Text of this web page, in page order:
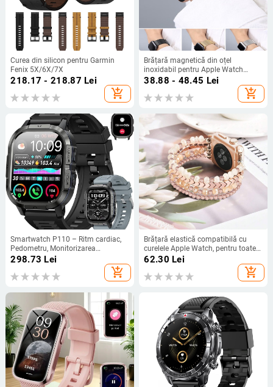
Curea din silicon pentru Garmin
Fenix 5X/6X/7X
218.17 - 218.87 Lei
add_shopping_cart
Brățară magnetică din oțel
inoxidabil pentru Apple Watch
SE/6/5/4/3/2/1
38.88 - 48.45 Lei
add_shopping_cart
Smartwatch P110 – Ritm cardiac,
Pedometru, Monitorizarea
somnului, Apeluri Bluetooth,
298.73 Lei
add_shopping_cart
Brățară elastică compatibilă cu
curelele Apple Watch, pentru toate
seriile, piatră neagră.
62.30 Lei
add_shopping_cart